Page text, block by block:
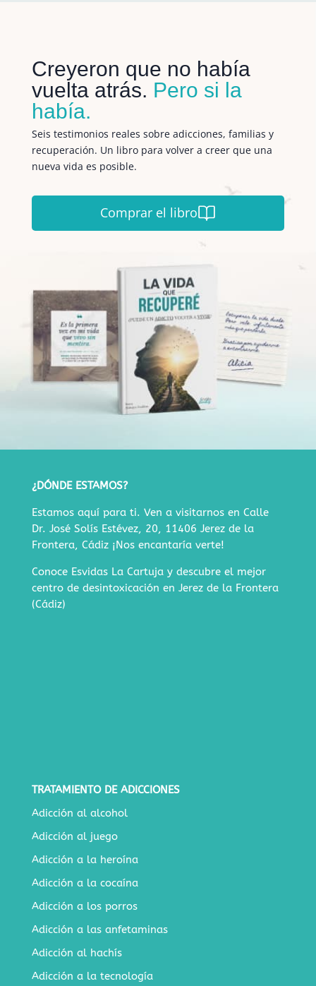
Creyeron que no había
vuelta atrás. Pero si la
había.
Seis testimonios reales sobre adicciones, familias y
recuperación. Un libro para volver a creer que una
nueva vida es posible.
Comprar el libro
¿DÓNDE ESTAMOS?
Estamos aquí para ti. Ven a visitarnos en Calle
Dr. José Solís Estévez, 20, 11406 Jerez de la
Frontera, Cádiz¡Nos encantaría verte!
Conoce Esvidas La Cartuja y descubre el mejor
centro de desintoxicación en Jerez de la Frontera
(Cádiz)
TRATAMIENTO DE ADICCIONES
Adicción al alcohol
Adicción al juego
Adicción a la heroína
Adicción a la cocaína
Adicción a los porros
Adicción a las anfetaminas
Adicción al hachís
Adicción a la tecnología